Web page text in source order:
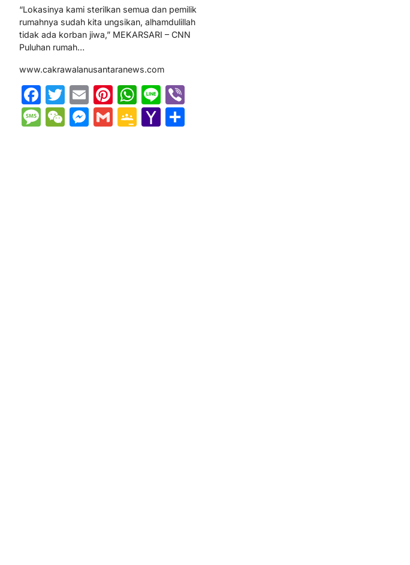
“Lokasinya kami sterilkan semua dan pemilik
rumahnya sudah kita ungsikan, alhamdulillah
tidak ada korban jiwa,” MEKARSARI – CNN
Puluhan rumah…
www.cakrawalanusantaranews.com
Facebook
Twitter
EmailPinterest
WhatsApp
Line
Message
WeChat
Messenger
GmailGoogle
Yahoo